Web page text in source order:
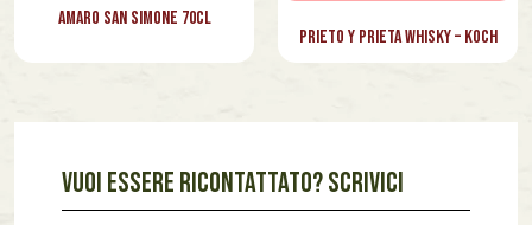
Amaro San Simone 70cl
Prieto y Prieta Whisky – Koch
VUOI ESSERE RICONTATTATO? SCRIVICI